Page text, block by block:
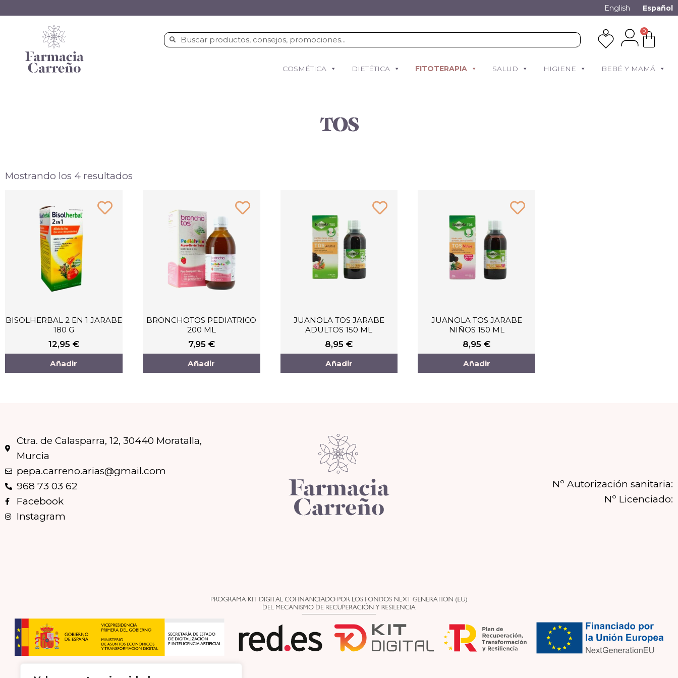
English Español
0
COSMÉTICA DIETÉTICA FITOTERAPIA SALUD HIGIENE BEBÉ Y MAMÁ
TOS
Mostrando los 4 resultados
BISOLHERBAL 2 EN 1 JARABE
180 G
12,95 €
Añadir
BRONCHOTOS PEDIATRICO
200 ML
7,95 €
Añadir
JUANOLA TOS JARABE
ADULTOS 150 ML
8,95€
Añadir
JUANOLA TOS JARABE
NIÑOS 150 ML
8,95€
Añadir
Ctra. de Calasparra, 12, 30440 Moratalla,
Murcia
pepa.carreno.arias@gmail.com
968 73 03 62
Facebook
Instagram
Nº Autorización sanitaria:
Nº Licenciado: